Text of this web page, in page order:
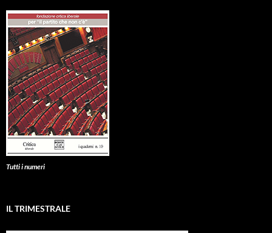
Tutti i numeri
IL TRIMESTRALE